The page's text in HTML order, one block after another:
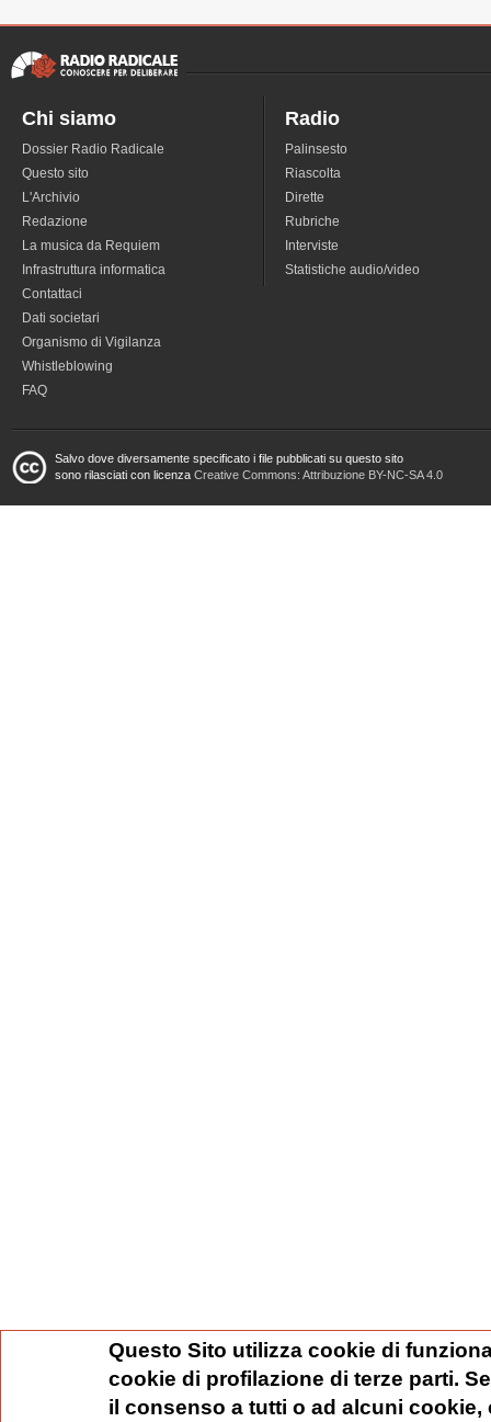
Chi siamo
Dossier Radio Radicale
Questo sito
L'Archivio
Redazione
La musica da Requiem
Infrastruttura informatica
Contattaci
Dati societari
Organismo di Vigilanza
Whistleblowing
FAQ
Radio
Palinsesto
Riascolta
Dirette
Rubriche
Interviste
Statistiche audio/video
Salvo dove diversamente specificato i file pubblicati su questo sito
sono rilasciati con licenza Creative Commons: Attribuzione BY-NC-SA 4.0
Questo Sito utilizza cookie di
cookie di profilazione di terze parti.
il consenso a tutti o ad alcuni